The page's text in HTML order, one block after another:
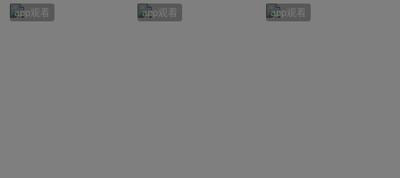
app观看 app观看 app观看